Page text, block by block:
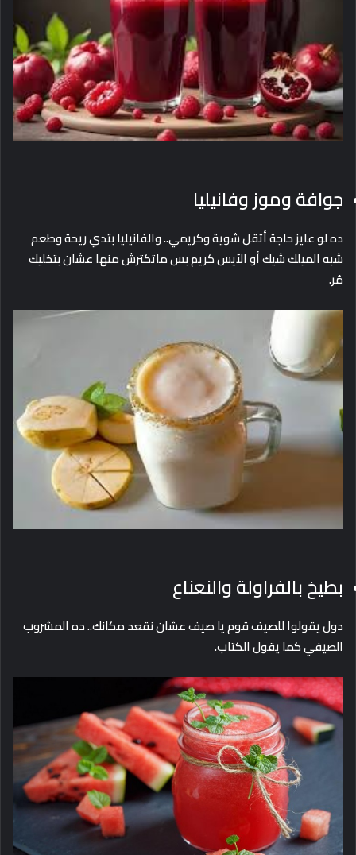
جوافة وموز وفانيليا
ده لو عايز حاجة أتقل شوية وكريمي.. والفانيليا بتدي ريحة وطعم
شبه الميلك شيك أو الآيس كريم بس ماتكترش منها عشان بتخليك
مُر.
بطيخ بالفراولة والنعناع
دول يقولوا للصيف قوم يا صيف عشان نقعد مكانك.. ده المشروب
الصيفي كما يقول الكتاب.